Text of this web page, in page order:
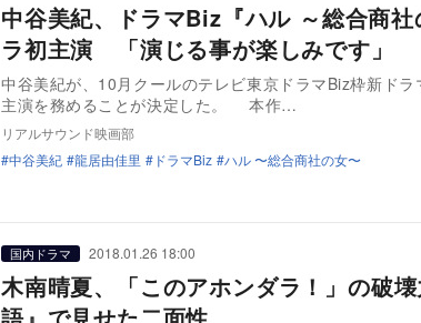
中谷美紀、ドラマBiz『ハル ～総合商
ラ初主演 「演じる事が楽しみです」
中谷美紀が、10月クールのテレビ東京ドラマBiz枠新ド
主演を務めることが決定した。 本作…
リアルサウンド映画部
中谷美紀
龍居由佳里 ドラマBiz ハル 〜総合商社の女〜
国内ドラマ 2018.01.26 18:00
木南晴夏、「このアホンダラ！」の破